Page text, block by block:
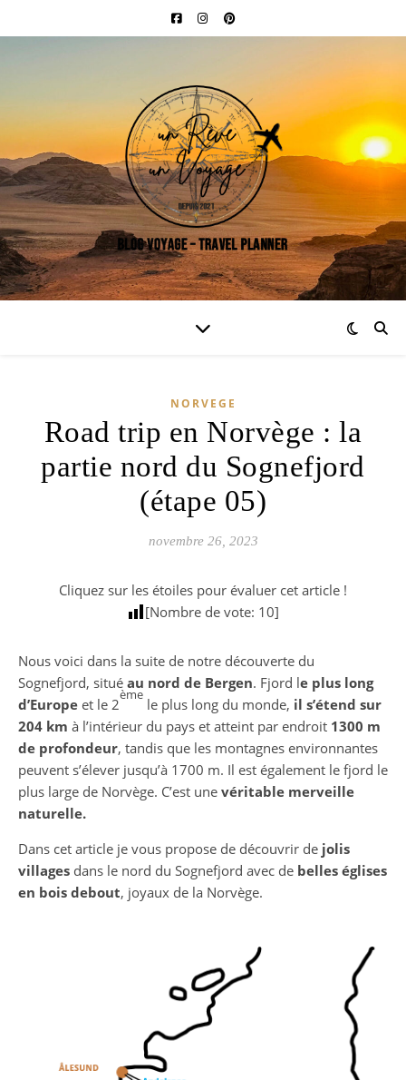
NORVEGE
Road trip en Norvège : la
partie nord du Sognefjord
(étape 05)
novembre 26, 2023
Cliquez sur les étoiles pour évaluer cet article !
[Nombre de vote: 10]
Nous voici dans la suite de notre découverte du
Sognefjord, situé au nord de Bergen. Fjord le plus long
d’Europe et le 2
ème
le plus long du monde, il s’étend sur
204 km à l’intérieur du pays et atteint par endroit 1300 m
de profondeur, tandis que les montagnes environnantes
peuvent s’élever jusqu’à 1700 m. Il est également le fjord le
plus large de Norvège. C’est une véritable merveille
naturelle.
Dans cet article je vous propose de découvrir de jolis
villages dans le nord du Sognefjord avec de belles églises
en bois debout, joyaux de la Norvège.